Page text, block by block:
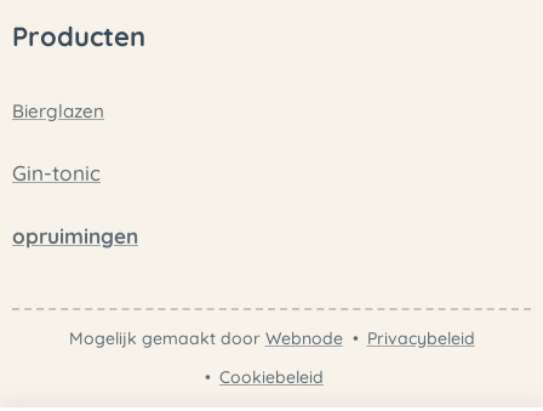
Producten
Bierglazen
Gin-tonic
opruimingen
Mogelijk gemaakt door Webnode
Privacybeleid
Cookiebeleid